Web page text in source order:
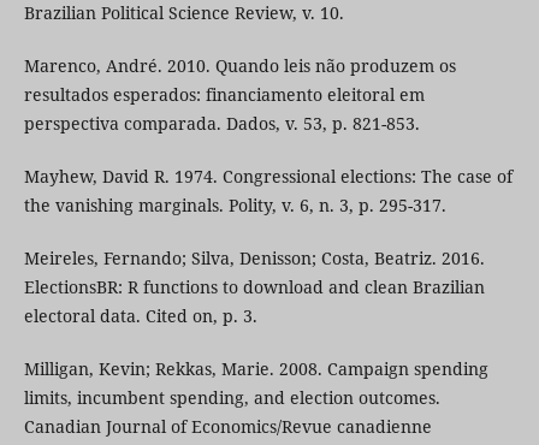
Brazilian Political Science Review, v. 10.
Marenco, André. 2010. Quando leis não produzem os
resultados esperados: financiamento eleitoral em
perspectiva comparada. Dados, v. 53, p. 821-853.
Mayhew, David R. 1974. Congressional elections: The case of
the vanishing marginals. Polity, v. 6, n. 3, p. 295-317.
Meireles, Fernando; Silva, Denisson; Costa, Beatriz. 2016.
ElectionsBR: R functions to download and clean Brazilian
electoral data. Cited on, p. 3.
Milligan, Kevin; Rekkas, Marie. 2008. Campaign spending
limits, incumbent spending, and election outcomes.
Canadian Journal of Economics/Revue canadienne